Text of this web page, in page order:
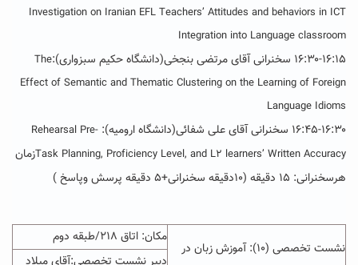
Investigation on Iranian EFL Teachers’ Attitudes and behaviors in ICT
Integration into Language classroom
۱۶:۳۰-۱۶:۱۵ سخنرانی آقای مرتضی بنجخی(دانشگاه حکیم سبزواری):
The
Effect of Semantic and Thematic Clustering on the Learning of Foreign
Language Idioms
۱۶:۴۵-۱۶:۳۰ سخنرانی آقای علی شفائی(دانشگاه ارومیه):
Rehearsal Pre-
Task Planning, Proficiency Level, and L2 learners’ Written Accuracyزمان
هرسخنرانی: ۱۵ دقیقه (۱۰دقیقه سخنرانی+۵ دقیقه پرسش وپاسخ )
نشست تخصصی (۱۰): آموزش زبان در
مکان: اتاق ۲۱۸/طبقه دوم